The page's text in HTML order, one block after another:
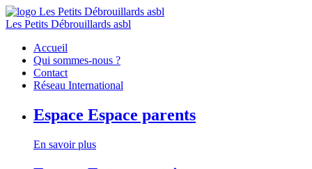
Les Petits Débrouillards asbl
Accueil
Qui sommes-nous ?
Contact
Réseau International
Espace Espace parents
En savoir plus